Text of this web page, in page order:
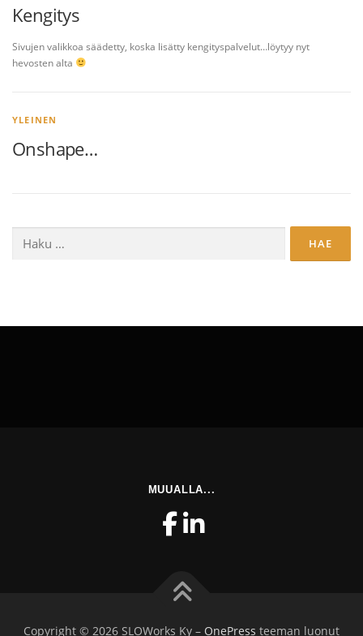
Kengitys
Sivujen valikkoa säädetty, koska lisätty kengityspalvelut…löytyy nyt
hevosten alta
YLEINEN
Onshape…
MUUALLA...
Copyright © 2026 SLOWorks Ky – OnePress teeman luonut